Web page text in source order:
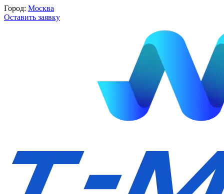
Город: Москва
Оставить заявку